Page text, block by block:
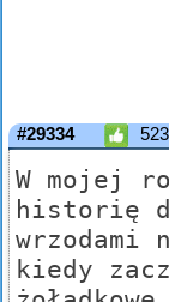
#29334 523
W mojej
historię
wrzodami
kiedy